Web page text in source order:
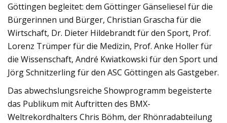
Göttingen begleitet: dem Göttinger Gänseliesel für die
Bürgerinnen und Bürger, Christian Grascha für die
Wirtschaft, Dr. Dieter Hildebrandt für den Sport, Prof.
Lorenz Trümper für die Medizin, Prof. Anke Holler für
die Wissenschaft, André Kwiatkowski für den Sport und
Jörg Schnitzerling für den ASC Göttingen als Gastgeber.
Das abwechslungsreiche Showprogramm begeisterte
das Publikum mit Auftritten des BMX-
Weltrekordhalters Chris Böhm, der Rhönradabteilung